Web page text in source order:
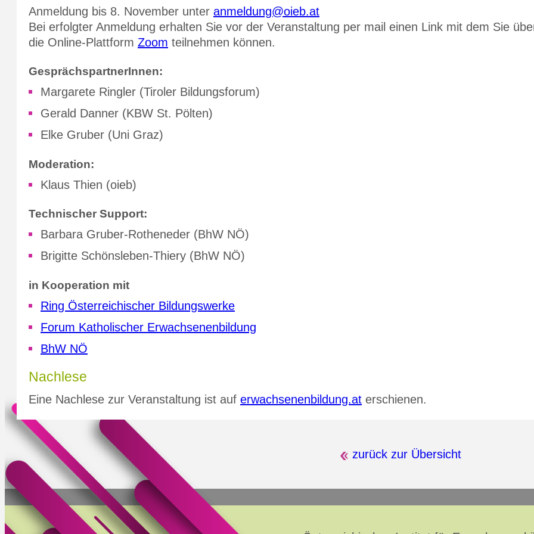
Anmeldung bis 8. November unter anmeldung@oieb.at
Bei erfolgter Anmeldung erhalten Sie vor der Veranstaltung per mail einen Link mit dem Sie
die Online-Plattform Zoom teilnehmen können.
GesprächspartnerInnen:
Margarete Ringler (Tiroler Bildungsforum)
Gerald Danner (KBW St. Pölten)
Elke Gruber (Uni Graz)
Moderation:
Klaus Thien (oieb)
Technischer Support:
Barbara Gruber-Rotheneder (BhW NÖ)
Brigitte Schönsleben-Thiery (BhW NÖ)
in Kooperation mit
Ring Österreichischer Bildungswerke
Forum Katholischer Erwachsenenbildung
BhW NÖ
Nachlese
Eine Nachlese zur Veranstaltung ist auf erwachsenenbildung.at erschienen.
zurück zur Übersicht